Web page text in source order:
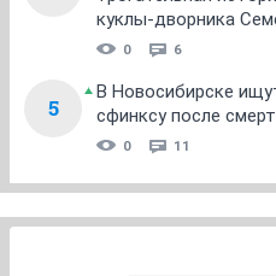
куклы-дворника
0 6
5
В Новосибирске
сфинксу после
0 11